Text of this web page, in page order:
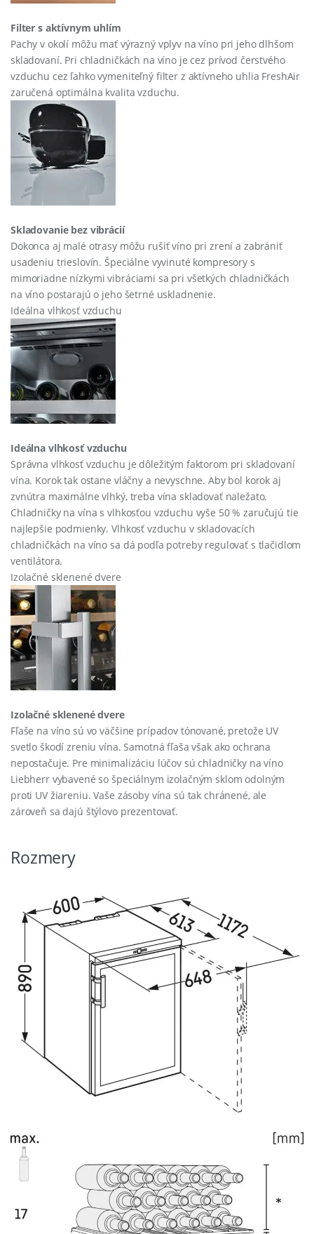
Filter s aktívnym uhlím
Pachy v okolí môžu mať výrazný vplyv na víno pri jeho dlhšom
skladovaní. Pri chladničkách na víno je cez prívod čerstvého
vzduchu cez ľahko vymeniteľný filter z aktívneho uhlia FreshAir
zaručená optimálna kvalita vzduchu.
Skladovanie bez vibrácií
Dokonca aj malé otrasy môžu rušiť víno pri zrení a zabrániť
usadeniu trieslovín. Špeciálne vyvinuté kompresory s
mimoriadne nízkymi vibráciami sa pri všetkých chladničkách
na víno postarajú o jeho šetrné uskladnenie.
Ideálna vlhkosť vzduchu
Ideálna vlhkosť vzduchu
Správna vlhkosť vzduchu je dôležitým faktorom pri skladovaní
vína. Korok tak ostane vláčny a nevyschne. Aby bol korok aj
zvnútra maximálne vlhký, treba vína skladovať naležato.
Chladničky na vína s vlhkosťou vzduchu vyše 50 % zaručujú tie
najlepšie podmienky. Vlhkosť vzduchu v skladovacích
chladničkách na víno sa dá podľa potreby regulovať s tlačidlom
ventilátora.
Izolačné sklenené dvere
Izolačné sklenené dvere
Fľaše na víno sú vo väčšine prípadov tónované, pretože UV
svetlo škodí zreniu vína. Samotná fľaša však ako ochrana
nepostačuje. Pre minimalizáciu lúčov sú chladničky na víno
Liebherr vybavené so špeciálnym izolačným sklom odolným
proti UV žiareniu. Vaše zásoby vína sú tak chránené, ale
zároveň sa dajú štýlovo prezentovať.
Rozmery